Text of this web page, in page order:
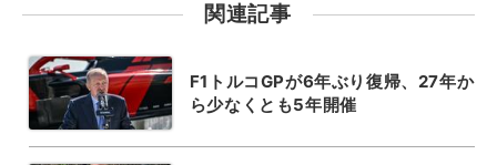
関連記事
F1トルコGPが6年ぶり復帰、27年か
ら少なくとも5年開催